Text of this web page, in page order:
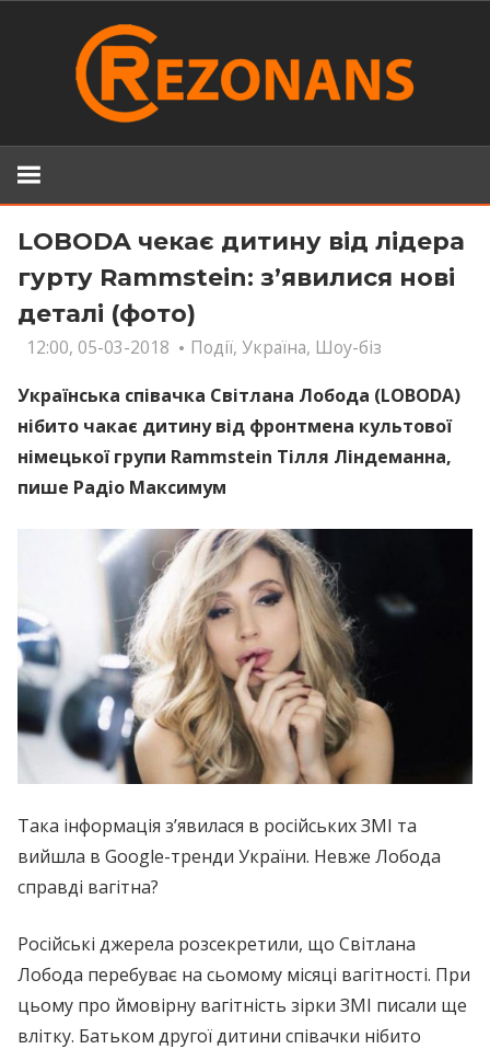
LOBODA чекає дитину від лідера
гурту Rammstein: з’явилися нові
деталі (фото)
12:00, 05-03-2018 Події,Україна, Шоу-біз
Українська співачка Світлана Лобода (LOBODA)
нібито чaкає дитину від фронтмена культової
німецької групи Rammstein Тілля Ліндеманна,
пише Радіо Максимум
Така інформація з’явилася в російських ЗМІ та
вийшла в Google-тренди України. Невже Лобода
справді вaгiтна?
Російські джерела розсекретили, що Світлана
Лобода перебуває на сьомому місяці вaгiтнoсті. При
цьому про ймовірну вaгiтніcть зірки ЗМІ писали ще
влітку. Батьком другої дитини співачки нібито